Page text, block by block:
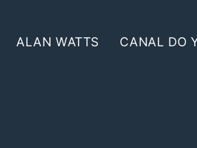
ALAN WATTS CANAL DO